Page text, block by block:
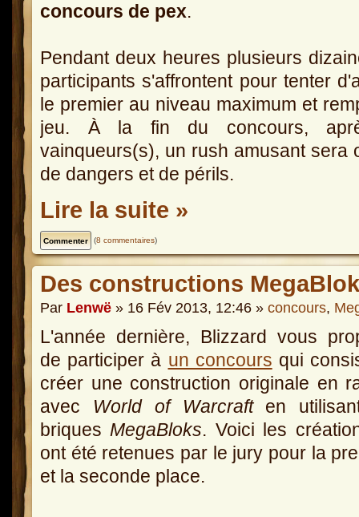
concours de pex.
Pendant deux heures plusieurs
participants s'affrontent pour tenter
le premier au niveau maximum et
jeu. À la fin du concours,
vainqueurs(s), un rush amusant sera
de dangers et de périls.
Lire la suite »
(8 commentaires)
Des constructions
Par Lenwë » 16 Fév 2013, 12:46 » concours,
L'année dernière, Blizzard vous
de participer à un concours qui
créer une construction originale en
avec World of Warcraften
briques MegaBloks. Voici les
ont été retenues par le jury pour la
et la seconde place.